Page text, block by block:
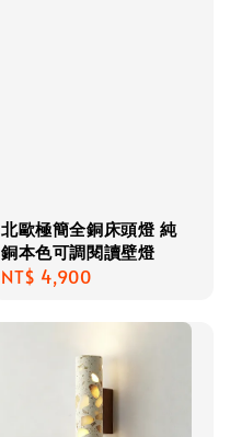
北歐極簡全銅床頭燈 純
銅本色可調閱讀壁燈
Regular
NT$ 4,900